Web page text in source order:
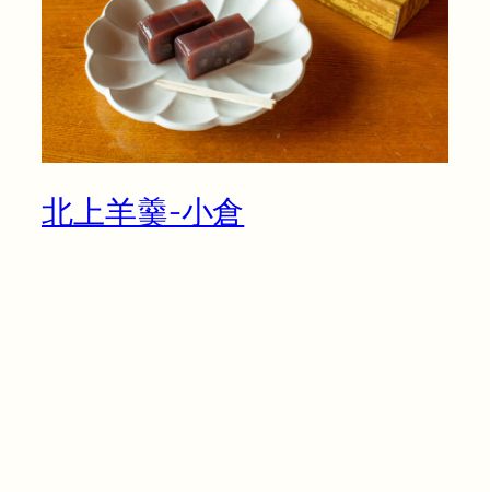
北上羊羹-小倉